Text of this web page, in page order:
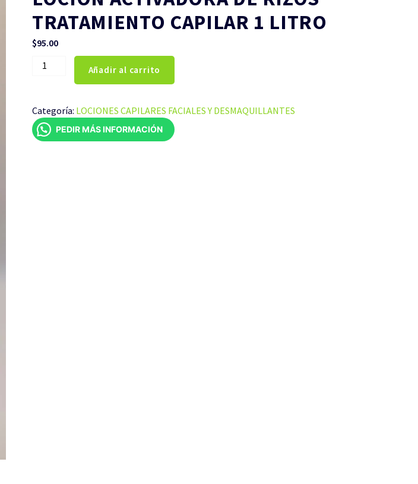
TRATAMIENTO CAPILAR 1 LITRO
$95.00
LOCIÓN
RIZOS
TRATAMIENTO
CAPILAR
Añadir al carrito
Categoría: LOCIONES CAPILARES FACIALES Y DESMAQUILLANTES
PEDIR MÁS INFORMACIÓN